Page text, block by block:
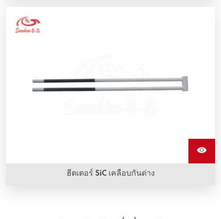
ฮีตเตอร์ SiC เคลือบกันด่าง